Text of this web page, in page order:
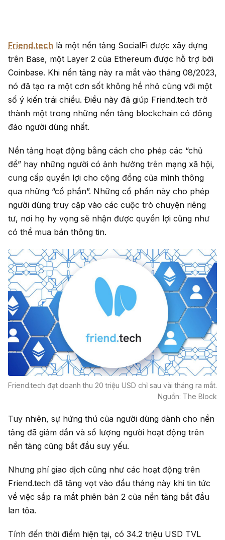
Friend.tech là một nền tảng SocialFi được xây dựng
trên Base, một Layer 2 của Ethereum được hỗ trợ bởi
Coinbase. Khi nền tảng này ra mắt vào tháng 08/2023,
nó đã tạo ra một cơn sốt không hề nhỏ cùng với một
số ý kiến trái chiều. Điều này đã giúp Friend.tech trở
thành một trong những nền tảng blockchain có đông
đảo người dùng nhất.
Nền tảng hoạt động bằng cách cho phép các “chủ
đề” hay những người có ảnh hưởng trên mạng xã hội,
cung cấp quyền lợi cho cộng đồng của mình thông
qua những “cổ phần”. Những cổ phần này cho phép
người dùng truy cập vào các cuộc trò chuyện riêng
tư, nơi họ hy vọng sẽ nhận được quyền lợi cũng như
có thể mua bán thông tin.
Friend.tech đạt doanh thu 20 triệu USD chỉ sau vài tháng ra mắt.
Nguồn: The Block
Tuy nhiên, sự hứng thú của người dùng dành cho nền
tảng đã giảm dần và số lượng người hoạt động trên
nền tảng cũng bắt đầu suy yếu.
Nhưng phí giao dịch cũng như các hoạt động trên
Friend.tech đã tăng vọt vào đầu tháng này khi tin tức
về việc sắp ra mắt phiên bản 2 của nền tảng bắt đầu
lan tỏa.
Tính đến thời điểm hiện tại, có 34.2 triệu USD TVL